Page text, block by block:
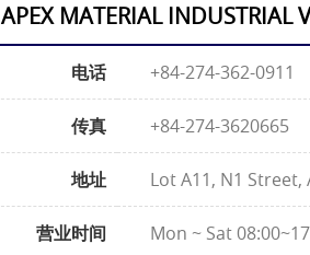
APEX MATERIAL INDUSTRIAL
电话 +84-274-362-0911
传真 +84-274-3620665
地址 Lot A11, N1
营业时间 Mon ~ Sat